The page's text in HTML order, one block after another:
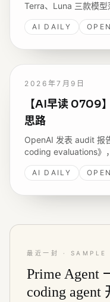
Terra、Luna 三款模
并为统一工作台，还
GRAM 访问控制研究
AI DAILY
2026年7月9日
【AI早读 0709
思路
OpenAI 发表 audit 报
coding evaluations》
Bench Pro 翻箱倒柜
的题目是坏的。围绕
AI DAILY
最近一封 · SAMPLE
Prime Agent
coding